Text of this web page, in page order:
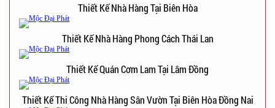
Thiết Kế Nhà Hàng Tại Biên Hòa
Thiết Kế Nhà Hàng Phong Cách Thái Lan
Thiết Kế Quán Cơm Lam Tại Lâm Đồng
Thiết Kế Thi Công Nhà Hàng Sân Vườn Tại Biên Hòa Đồng Nai